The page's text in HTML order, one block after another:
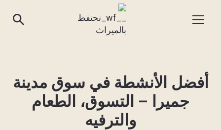
أفضل الأنشطة في سوق مدينة
جميرا – التسوق، الطعام
والترفيه